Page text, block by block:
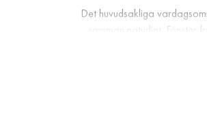
Det huvudsakliga
samman naturligt.
inom- och utomhusliv. En